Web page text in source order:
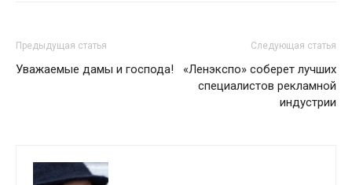
Предыдущая статья
Уважаемые дамы и господа!
Следующая статья
«Ленэкспо» соберет лучших
специалистов рекламной
индустрии